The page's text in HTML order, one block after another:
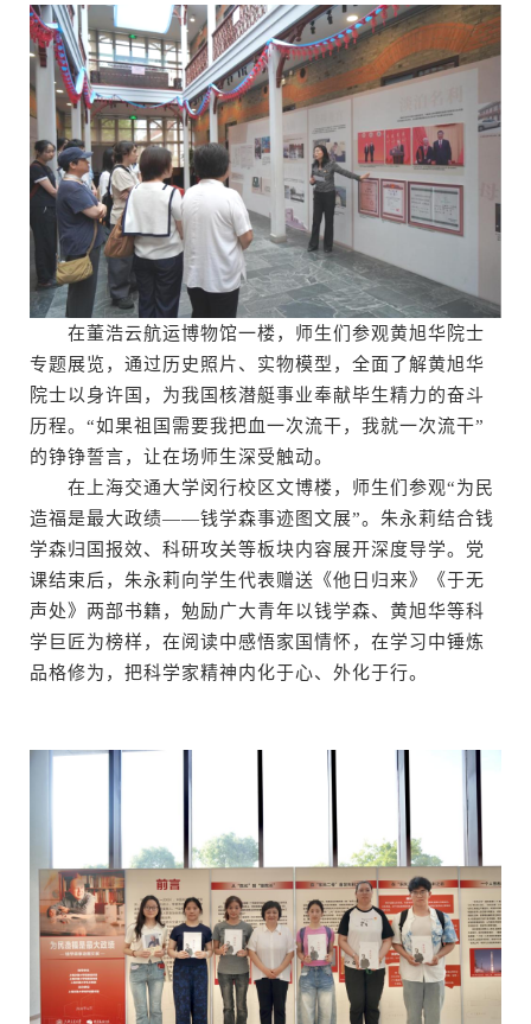
在董浩云航运博物馆一楼，师生们参观黄旭华院士
专题展览，通过历史照片、实物模型，全面了解黄旭华
院士以身许国，为我国核潜艇事业奉献毕生精力的奋斗
历程。“如果祖国需要我把血一次流干，我就一次流干”
的铮铮誓言，让在场师生深受触动。
在上海交通大学闵行校区文博楼，师生们参观“为民
造福是最大政绩——钱学森事迹图文展”。朱永莉结合钱
学森归国报效、科研攻关等板块内容展开深度导学。党
课结束后，朱永莉向学生代表赠送《他日归来》《于无
声处》两部书籍，勉励广大青年以钱学森、黄旭华等科
学巨匠为榜样，在阅读中感悟家国情怀，在学习中锤炼
品格修为，把科学家精神内化于心、外化于行。